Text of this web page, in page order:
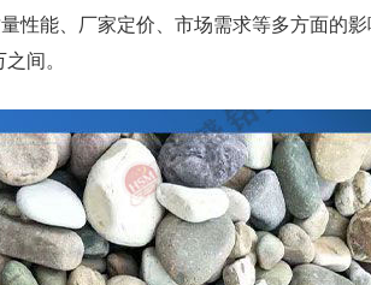
性能、厂家定价、市场需求等多方面的
间。